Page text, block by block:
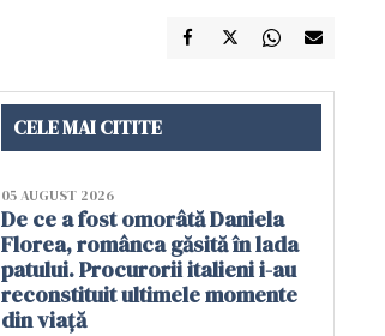
CELE MAI CITITE
05 AUGUST 2026
De ce a fost omorâtă Daniela
Florea, românca găsită în lada
patului. Procurorii italieni i-au
reconstituit ultimele momente
din viață